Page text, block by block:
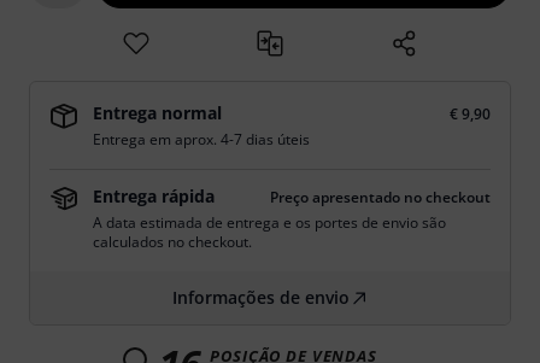
Entrega normal
€ 9,90
Entrega em aprox. 4-7 dias úteis
Entrega rápida
Preço apresentado no checkout
A data estimada de entrega e os portes de envio são
calculados no checkout.
Informações de envio
POSIÇÃO DE VENDAS